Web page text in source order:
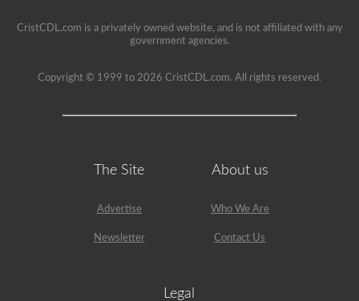
CristCDL.com is a privately owned website, and is not affiliated with any
government agencies.
Copyright © 1999 to 2026 CristCDL.com. All rights reserved.
The Site
Advertise
Newsletter
About us
Who We Are
Contact Us
Legal